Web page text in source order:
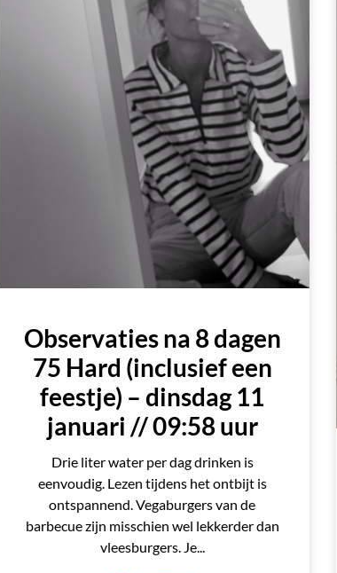
Observaties na 8 dagen
75 Hard (inclusief een
feestje) – dinsdag 11
januari // 09:58 uur
Drie liter water per dag drinken is
eenvoudig. Lezen tijdens het ontbijt is
ontspannend. Vegaburgers van de
barbecue zijn misschien wel lekkerder dan
vleesburgers. Je